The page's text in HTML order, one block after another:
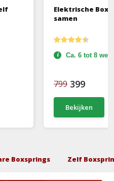
Elektrische
samen
Ca. 6 tot 8
799 399
Bekijken
Boxsprings Zelf